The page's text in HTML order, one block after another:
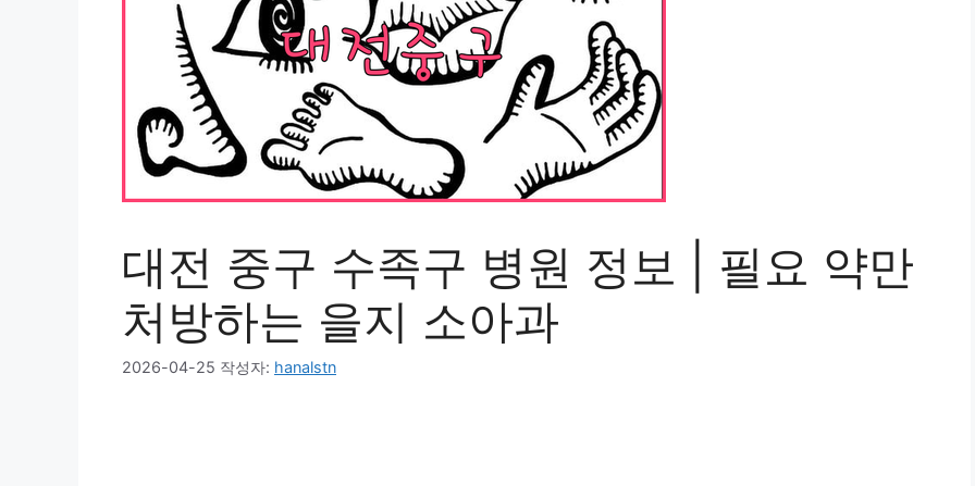
대전 중구 수족구 병원 정보 | 필요 약만
처방하는 을지 소아과
2026-04-25 작성자: hanalstn